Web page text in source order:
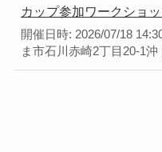
カップ参加ワークショ
開催日時: 2026/07/18
ま市石川赤崎2丁目20-1